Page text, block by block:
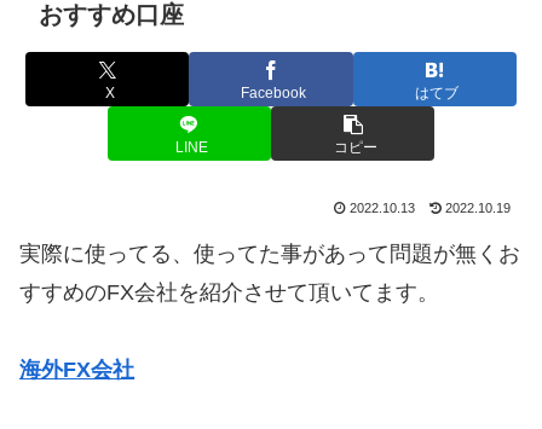
おすすめ口座
X Facebook はてブ
LINE コピー
2022.10.13 2022.10.19
実際に使ってる、使ってた事があって問題が無くお
すすめのFX会社を紹介させて頂いてます。
海外FX会社